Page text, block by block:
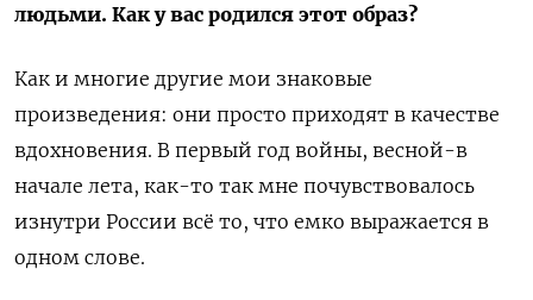
людьми. Как у вас родился этот образ?
Как и многие другие мои знаковые
произведения: они просто приходят в качестве
вдохновения. В первый год войны, весной-в
начале лета, как-то так мне почувствовалось
изнутри России всё то, что емко выражается в
одном слове.